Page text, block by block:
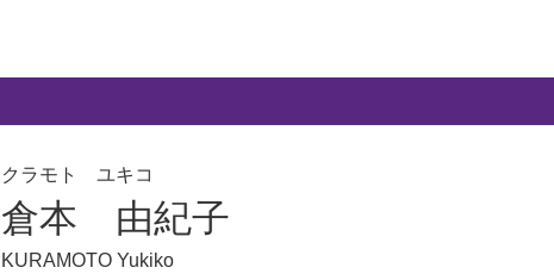
クラモト ユキコ
倉本 由紀子
KURAMOTO Yukiko